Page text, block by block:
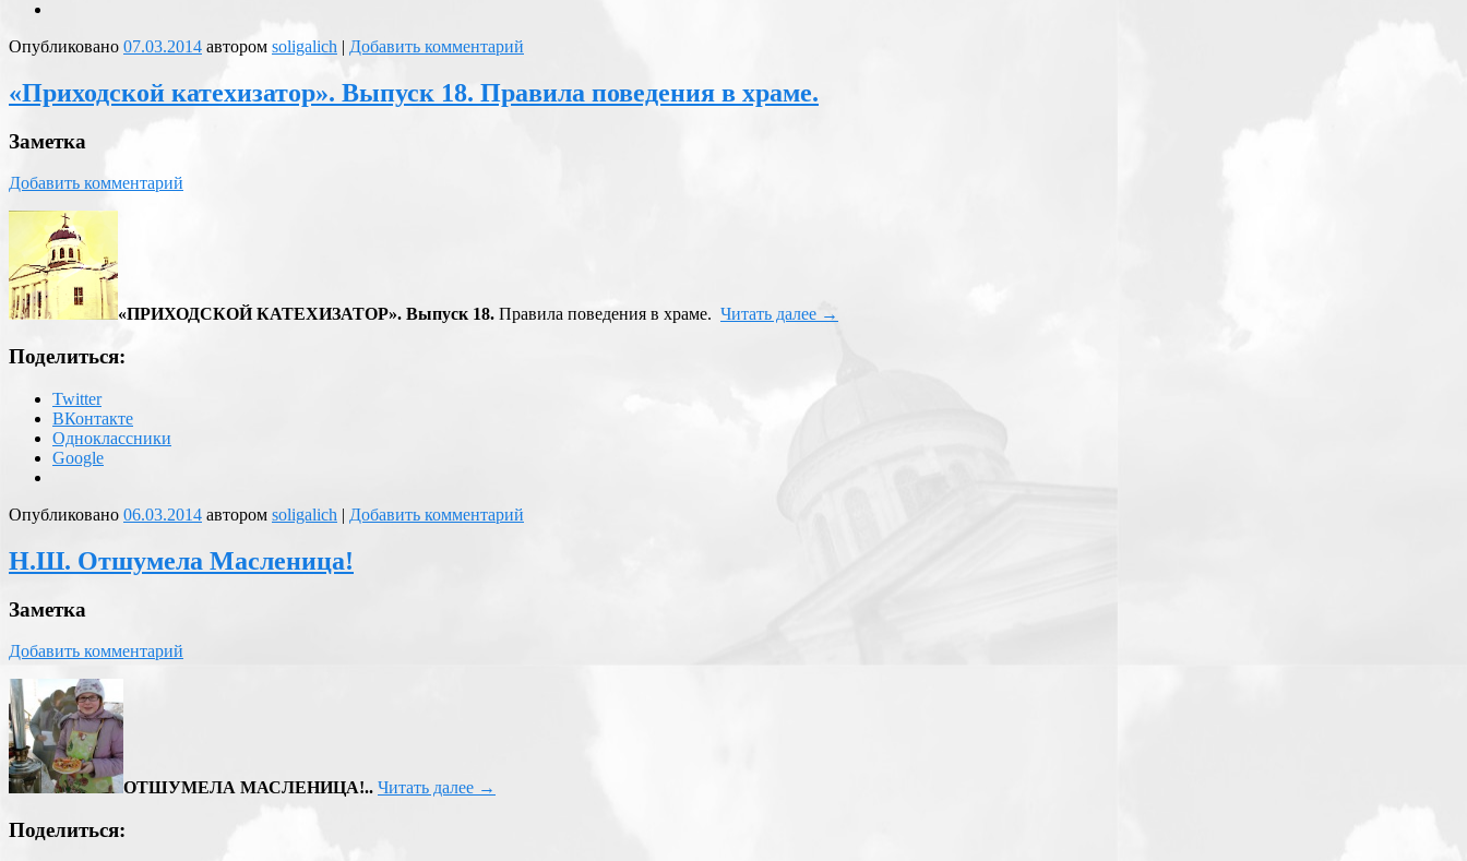
Опубликовано 07.03.2014 автором soligalich | Добавить комментарий
«Приходской катехизатор». Выпуск 18. Правила поведения в храме.
Заметка
Добавить комментарий
«ПРИХОДСКОЙ КАТЕХИЗАТОР». Выпуск 18. Правила поведения в храме. Читать далее →
Поделиться:
Twitter
ВКонтакте
Одноклассники
Google
Опубликовано 06.03.2014 автором soligalich | Добавить комментарий
Н.Ш. Отшумела Масленица!
Заметка
Добавить комментарий
ОТШУМЕЛА МАСЛЕНИЦА!.. Читать далее →
Поделиться: